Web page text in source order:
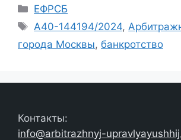
Рубрики
ЕФРСБ
Метки
А40-144194/2024,
города Москвы, банкротство
Контакты:
info@arbitrazhnyj-